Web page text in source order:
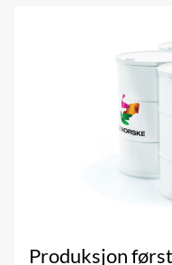
Produksjon